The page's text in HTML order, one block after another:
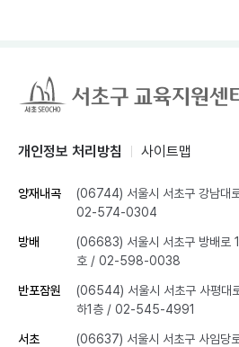
개인정보 처리방침 사이트맵
양재내곡 (06744) 서울시 서초구 강남대
02-574-0304
방배
(06683) 서울시 서초구 방배로
호 / 02-598-0038
반포잠원
(06544) 서울시 서초구 사평대
하1층 / 02-545-4991
서초 (06637) 서울시 서초구 사임당